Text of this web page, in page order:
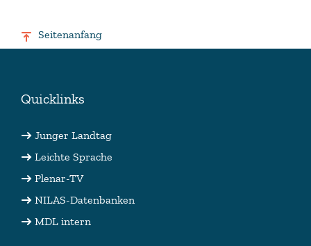
Seitenanfang
Quicklinks
Junger Landtag
Leichte Sprache
Plenar-TV
NILAS-Datenbanken
MDL intern